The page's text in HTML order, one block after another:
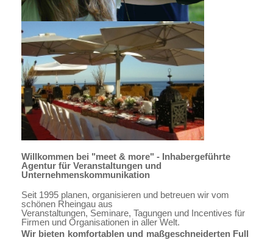
Willkommen bei "meet & more" - Inhabergeführte
Agentur für Veranstaltungen und
Unternehmenskommunikation
Seit 1995 planen, organisieren und betreuen wir vom
schönen Rheingau aus
Veranstaltungen, Seminare, Tagungen und Incentives für
Firmen und Organisationen in aller Welt.
Wir bieten komfortablen und maßgeschneiderten Full